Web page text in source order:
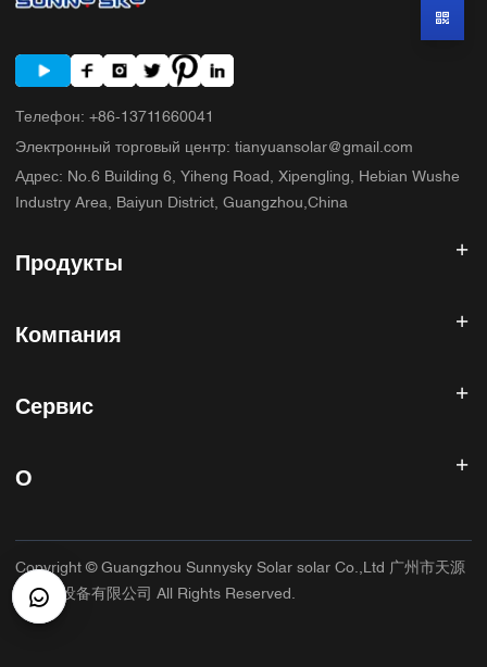
Телефон: +86-13711660041
Электронный торговый центр: tianyuansolar@gmail.com
Адрес: No.6 Building 6, Yiheng Road, Xipengling, Hebian Wushe
Industry Area, Baiyun District, Guangzhou,China
Продукты
Солнечная панель
Солнечная энергетическая система
Контроллер солнечного заряда
Компания
Продукты
О нас
Сервис
Политика возврата
Условия использования
Доставка и доставка
О
Основное приложение
Copyright © Guangzhou Sunnysky Solar solar Co.,Ltd 广州市天源
太阳能设备有限公司 All Rights Reserved.